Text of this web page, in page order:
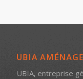
UBIA
UBIA, entreprise